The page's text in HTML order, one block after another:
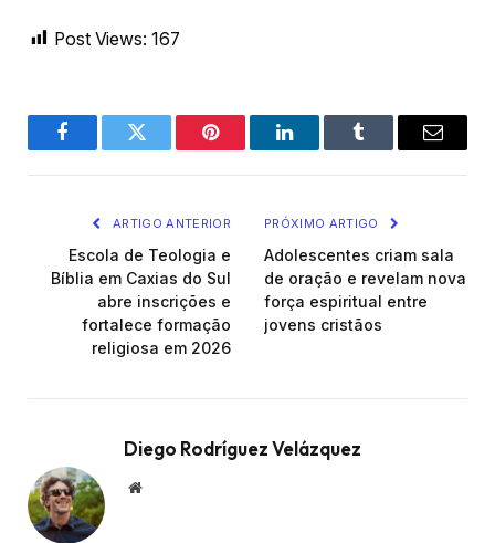
Post Views: 167
FacebookTwitter Pinterest LinkedInTumblr Email
ARTIGO ANTERIOR
Escola de Teologia e
Bíblia em Caxias do Sul
abre inscrições e
fortalece formação
religiosa em 2026
PRÓXIMO ARTIGO
Adolescentes criam sala
de oração e revelam nova
força espiritual entre
jovens cristãos
Diego Rodríguez Velázquez
Website